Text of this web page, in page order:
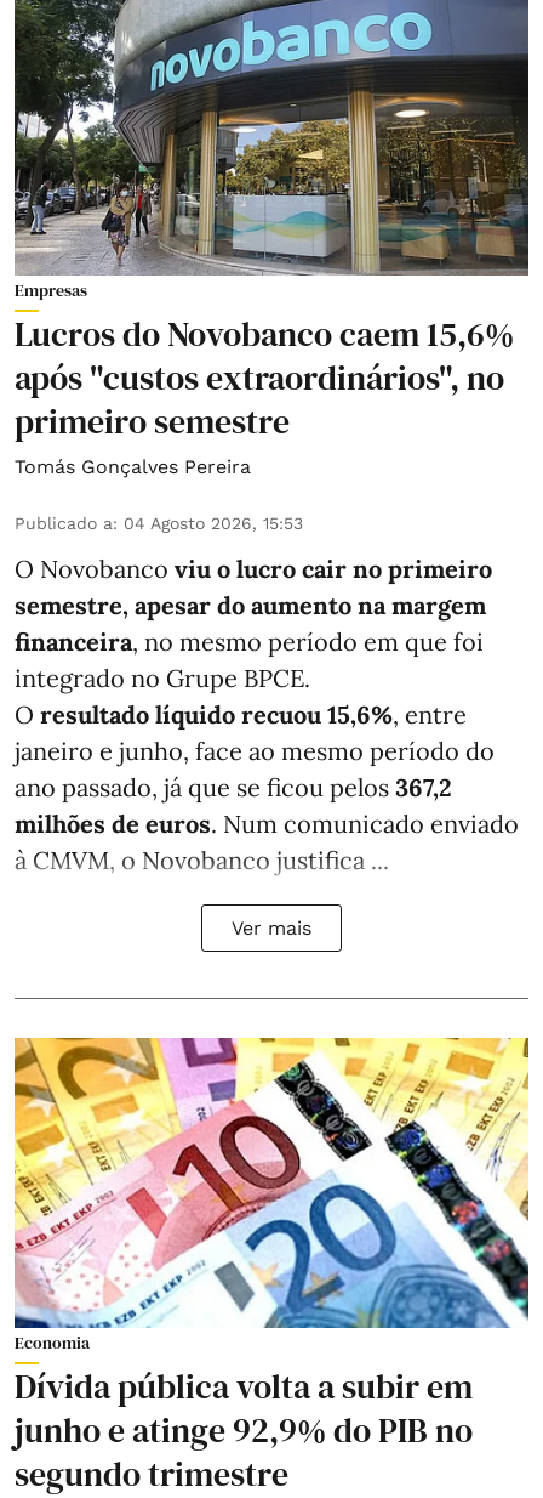
Empresas
Lucros do Novobanco caem 15,6%
após "custos extraordinários", no
primeiro semestre
Tomás Gonçalves Pereira
Publicado a: 04 Agosto 2026, 15:53
O Novobanco viu o lucro cair no primeiro
semestre, apesar do aumento na margem
financeira, no mesmo período em que foi
integrado no Grupe BPCE.
O resultado líquido recuou 15,6%, entre
janeiro e junho, face ao mesmo período do
ano passado, já que se ficou pelos 367,2
milhões de euros. Num comunicado enviado
à CMVM, o Novobanco justifica ...
Ver mais
Economia
Dívida pública volta a subir em
junho e atinge 92,9% do PIB no
segundo trimestre